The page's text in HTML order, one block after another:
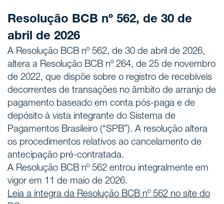
Resolução BCB nº 562, de 30 de
abril de 2026
A Resolução BCB nº 562, de 30 de abril de 2026,
altera a Resolução BCB nº 264, de 25 de novembro
de 2022, que dispõe sobre o registro de recebíveis
decorrentes de transações no âmbito de arranjo de
pagamento baseado em conta pós-paga e de
depósito à vista integrante do Sistema de
Pagamentos Brasileiro (“SPB”). A resolução altera
os procedimentos relativos ao cancelamento de
antecipação pré-contratada.
A Resolução BCB nº 562 entrou integralmente em
vigor em 11 de maio de 2026.
Leia a íntegra da Resolução BCB nº 562 no site do